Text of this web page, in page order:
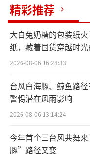
精彩推荐
大白兔奶糖的包装纸
纸，藏着国货穿越时
2026-08-06 16:28:33
台风白海豚、鲸鱼路
警惕潜在风雨影响
2026-08-06 13:14:24
今年首个三台风共舞
豚”路径又变